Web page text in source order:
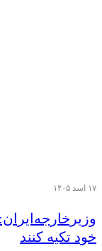
۱۷ اسد ۱۴۰۵
خود تکیه کنند